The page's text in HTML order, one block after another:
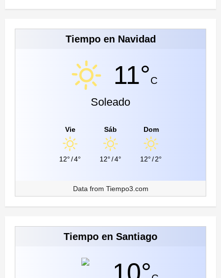
Tiempo en Navidad
11°C
Soleado
Vie
12°/4°
Sáb
12°/4°
Dom
12°/2°
Data from Tiempo3.com
Tiempo en Santiago